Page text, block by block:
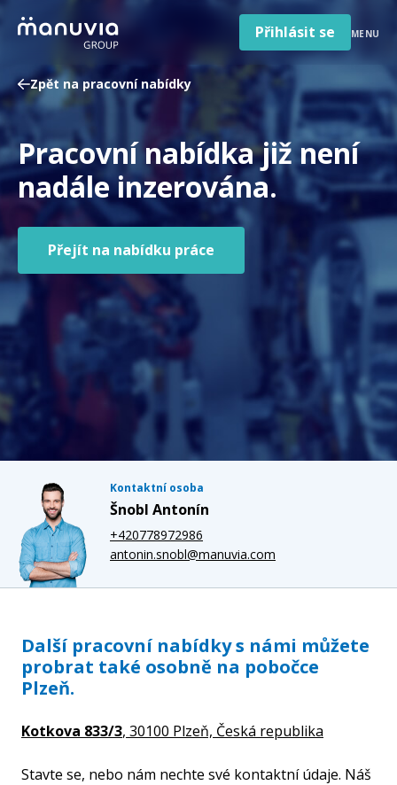
Poradna a články
Pro firmy a zaměstnavatele
O nás
Čeština
Jazyk
Česká republika
Země
/
Přihlásit se MENU
Zpět na pracovní nabídky
Pracovní nabídka již není
nadále inzerována.
Přejít na nabídku práce
Kontaktní osoba
Šnobl Antonín
+420778972986
antonin.snobl@manuvia.com
Další pracovní nabídky s námi můžete
probrat také osobně na pobočce
Plzeň.
Kotkova 833/3, 30100 Plzeň, Česká republika
Stavte se, nebo nám nechte své kontaktní údaje. Náš